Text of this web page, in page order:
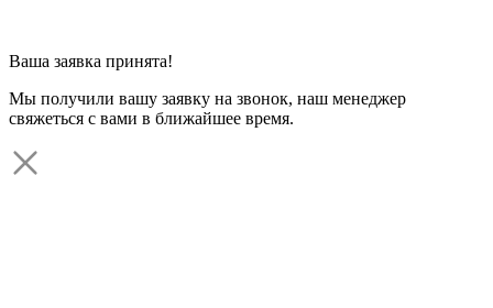
Ваша заявка принята!
Мы получили вашу заявку на звонок, наш менеджер
свяжеться с вами в ближайшее время.